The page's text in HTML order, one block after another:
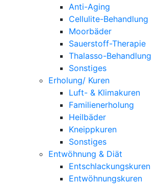
Anti-Aging
Cellulite-Behandlung
Moorbäder
Sauerstoff-Therapie
Thalasso-Behandlung
Sonstiges
Erholung/ Kuren
Luft- & Klimakuren
Familienerholung
Heilbäder
Kneippkuren
Sonstiges
Entwöhnung & Diät
Entschlackungskuren
Entwöhnungskuren